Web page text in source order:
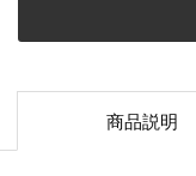
商品説明